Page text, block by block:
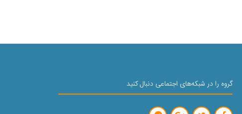
گروه را در شبکه‌های اجتماعی دنبال کنید